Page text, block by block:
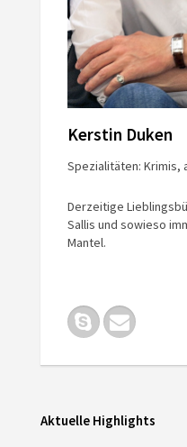
Kerstin Duken
Spezialitäten: Krimis,
Derzeitige
Sallis und sowieso
Mantel.
Aktuelle Highlights